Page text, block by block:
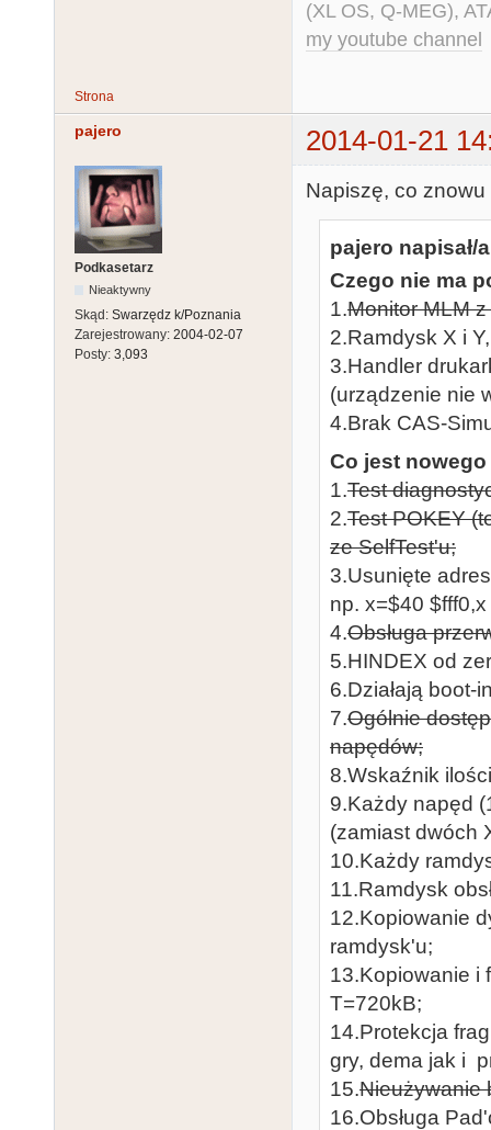
(XL OS, Q-MEG),
my youtube channel
Strona
pajero 2014-01-21
Podkasetarz
Nieaktywny
Skąd: Swarzędz k/Poznania
Zarejestrowany: 2004-02-07
Posty: 3,093
Napiszę, co znowu
pajero napisał/
Czego nie ma
1.Monitor MLM
2.Ramdysk X i
3.Handler
(urządzenie nie
4.Brak CAS-
Co jest
1.Test
2.Test POKEY
ze SelfTest'u;
3.Usunięte
np. x=$40 $fff0,x
4.Obsługa
5.HINDEX od
6.Działają boot-
7.Ogólnie
napędów;
8.Wskaźnik
9.Każdy napęd
(zamiast dwóch
10.Każdy
11.Ramdysk
12.Kopiowanie
ramdysk'u;
13.Kopiowanie i
T=720kB;
14.Protekcja
gry, dema jak i
15.Nieużywanie
16.Obsługa